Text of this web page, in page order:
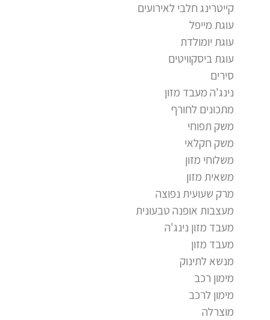
קייטרינג חלבי לאירועים
עוגת מייפל
עוגת יומולדת
עוגת ביסקוויטים
סירים
נינג'ה מעבד מזון
מתכונים לחורף
משק תפוחי
משק חקלאי
משלוחי מזון
משאית מזון
מרק שעועית נפוצה
מעצבות אופנה טבעונית
מעבד מזון נינג'ה
מעבד מזון
מנשא לתינוק
מימון רכב
מימון לרכב
מוצרלה